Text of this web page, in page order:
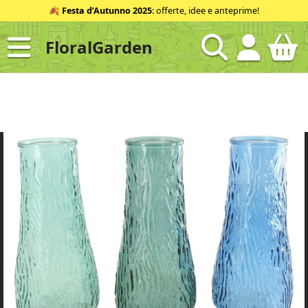
al
contenuto
ID
🍂 Festa d’Autunno 2025: offerte, idee e anteprime!
FloralGarden